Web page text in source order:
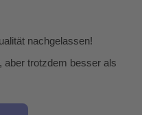
nachgelassen!
aber trotzdem besser als